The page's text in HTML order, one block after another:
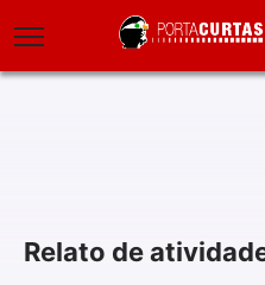
Relato de